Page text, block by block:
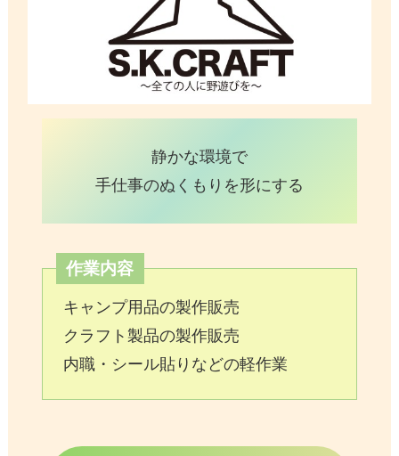
静かな環境で
手仕事のぬくもりを形にする
作業内容
キャンプ用品の製作販売
クラフト製品の製作販売
内職・シール貼りなどの軽作業